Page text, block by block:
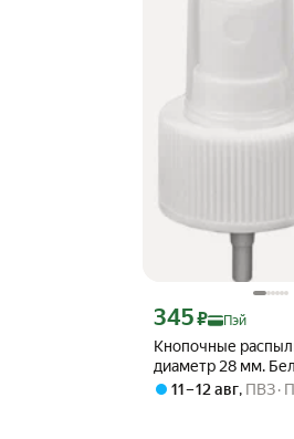
Кнопочные
диаметр 28 мм.
в подарок
Цена с картой Яндекс
345₽ Пэй
11 – 12 авг, ПВЗ